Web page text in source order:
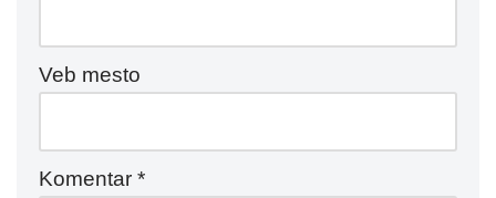
Veb mesto
Komentar *